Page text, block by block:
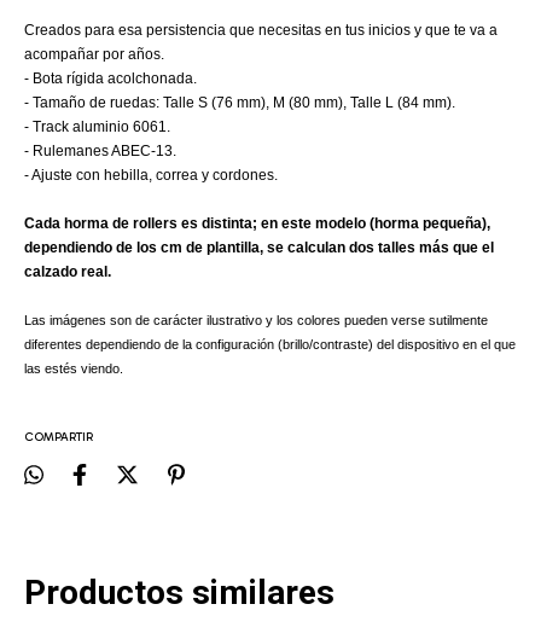
Creados para esa persistencia que necesitas en tus inicios y que te va a
acompañar por años.
- Bota rígida acolchonada.
- Tamaño de ruedas: Talle S (76 mm), M (80 mm), Talle L (84 mm).
- Track aluminio 6061.
- Rulemanes ABEC-13.
- Ajuste con hebilla, correa y cordones.
Cada horma de rollers es distinta; en este modelo (horma pequeña),
dependiendo de los cm de plantilla, se calculan dos talles más que el
calzado real.
Las imágenes son de carácter ilustrativo y los colores pueden verse sutilmente
diferentes dependiendo de la configuración (brillo/contraste) del dispositivo en el que
las estés viendo.
COMPARTIR
Productos similares